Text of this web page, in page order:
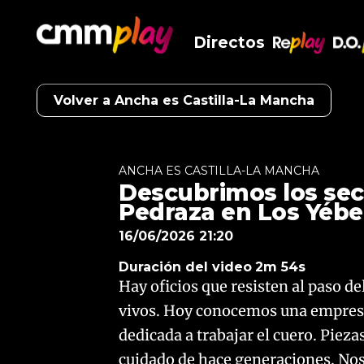
Directos
Volver a Ancha es Castilla-La Mancha
ANCHA ES CASTILLA-LA MANCHA
Descubrimos los
Pedraza en Los
16/06/2026 21:20
Duración del video 2m 54s
Hay oficios que resisten al paso
vivos. Hoy conocemos una
dedicada a trabajar el cuero.
cuidado de hace generaciones.